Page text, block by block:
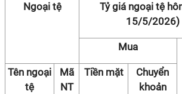
Ngoại tệ
Tỷ giá ngoại tệ
15/5/2026)
Mua
Tên ngoại
tệ
Mã
NT
Tiền mặt
Chuyển
khoản